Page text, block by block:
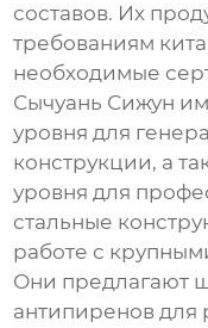
составов. Их
требованиям
необходимые
Сычуань Сижун
уровня для
конструкции, а
уровня для
стальные
работе с
Они предлагают
антипиренов для